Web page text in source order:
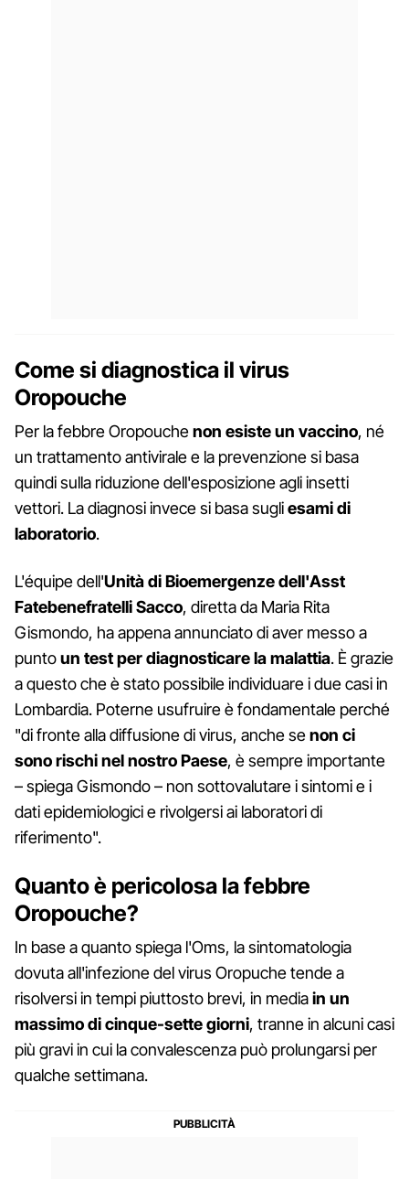
Come si diagnostica il virus
Oropouche
Per la febbre Oropouchenon esiste un vaccino, né
un trattamento antivirale e la prevenzione si basa
quindi sulla riduzione dell'esposizione agli insetti
vettori. La diagnosi invece si basa sugliesami di
laboratorio.
L'équipe dell'Unità di Bioemergenze dell'Asst
Fatebenefratelli Sacco, diretta da Maria Rita
Gismondo, ha appena annunciato di aver messo a
puntoun test per diagnosticare la malattia. È grazie
a questo che è stato possibile individuare i due casi in
Lombardia. Poterne usufruire è fondamentale perché
"di fronte alla diffusione di virus, anche senon ci
sono rischi nel nostro Paese, è sempre importante
– spiega Gismondo – non sottovalutare i sintomi e i
dati epidemiologici e rivolgersi ai laboratori di
riferimento".
Quanto è pericolosa la febbre
Oropouche?
In base a quanto spiega l'Oms, la sintomatologia
dovuta all'infezione del virus Oropuche tende a
risolversi in tempi piuttosto brevi, in mediain un
massimo di cinque-sette giorni, tranne in alcuni casi
più gravi in cui la convalescenza può prolungarsi per
qualche settimana.